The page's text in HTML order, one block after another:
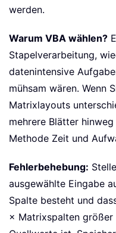
werden.
Warum VBA wählen?
Stapelverarbeitung,
datenintensive
mühsam wären. Wenn
Matrixlayouts
mehrere Blätter
Methode Zeit und
Fehlerbehebung:
ausgewählte Eingabe
Spalte besteht und
× Matrixspalten